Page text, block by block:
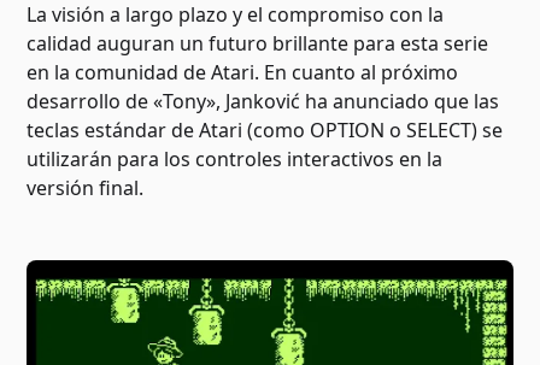
La visión a largo plazo y el compromiso con la
calidad auguran un futuro brillante para esta serie
en la comunidad de Atari. En cuanto al próximo
desarrollo de «Tony», Janković ha anunciado que las
teclas estándar de Atari (como OPTION o SELECT) se
utilizarán para los controles interactivos en la
versión final.